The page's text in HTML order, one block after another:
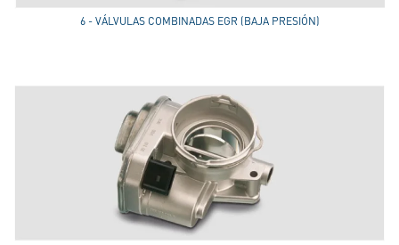
6 - VÁLVULAS COMBINADAS EGR (BAJA PRESIÓN)